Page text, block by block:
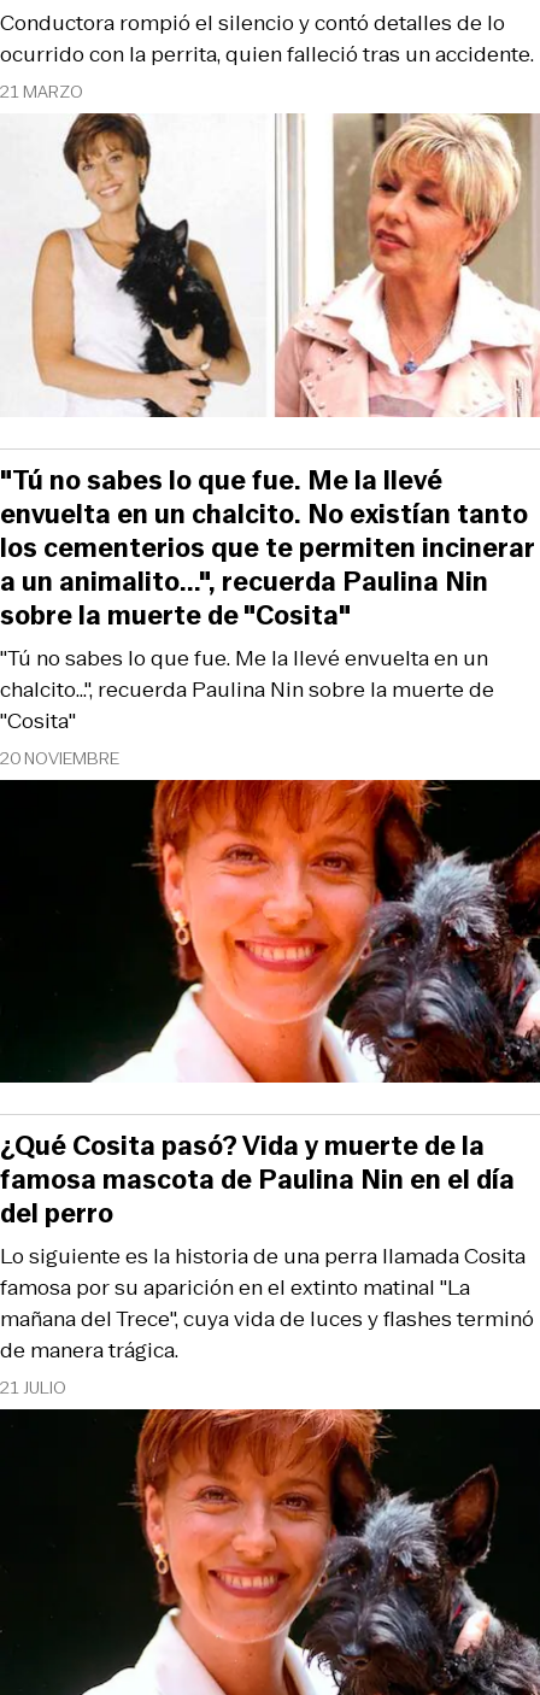
21 MARZO
Conductora rompió el silencio y contó detalles de lo
ocurrido con la perrita, quien falleció tras un accidente.
20 NOVIEMBRE
"Tú no sabes lo que fue. Me la llevé envuelta en un
chalcito...", recuerda Paulina Nin sobre la muerte de
"Cosita"
"Tú no sabes lo que fue. Me la llevé
envuelta en un chalcito. No existían tanto
los cementerios que te permiten incinerar
a un animalito...", recuerda Paulina Nin
sobre la muerte de "Cosita"
21 JULIO
Lo siguiente es la historia de una perra llamada Cosita
famosa por su aparición en el extinto matinal "La
mañana del Trece", cuya vida de luces y flashes terminó
de manera trágica.
¿Qué Cosita pasó? Vida y muerte de la
famosa mascota de Paulina Nin en el día
del perro